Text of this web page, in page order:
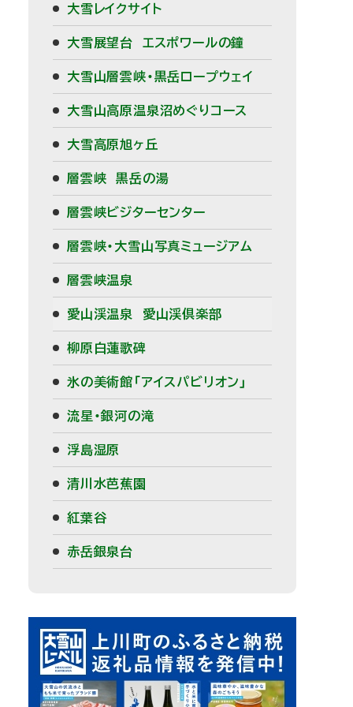
大雪レイクサイト
大雪展望台 エスポワールの鐘
大雪山層雲峡・黒岳ロープウェイ
大雪山高原温泉沼めぐりコース
大雪高原旭ヶ丘
層雲峡 黒岳の湯
層雲峡ビジターセンター
層雲峡・大雪山写真ミュージアム
層雲峡温泉
愛山渓温泉 愛山渓倶楽部
柳原白蓮歌碑
氷の美術館「アイスパビリオン」
流星・銀河の滝
浮島湿原
清川水芭蕉園
紅葉谷
赤岳銀泉台
ピ
ク